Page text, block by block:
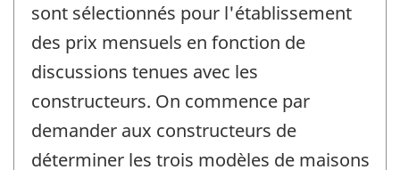
sont sélectionnés pour l'établissement
des prix mensuels en fonction de
discussions tenues avec les
constructeurs. On commence par
demander aux constructeurs de
déterminer les trois modèles de maisons